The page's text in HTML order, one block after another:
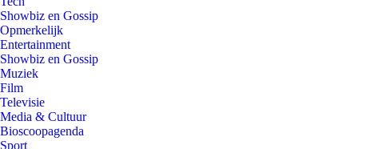
Showbiz en Gossip
Opmerkelijk
Entertainment
Showbiz en Gossip
Muziek
Film
Televisie
Media & Cultuur
Bioscoopagenda
Sport